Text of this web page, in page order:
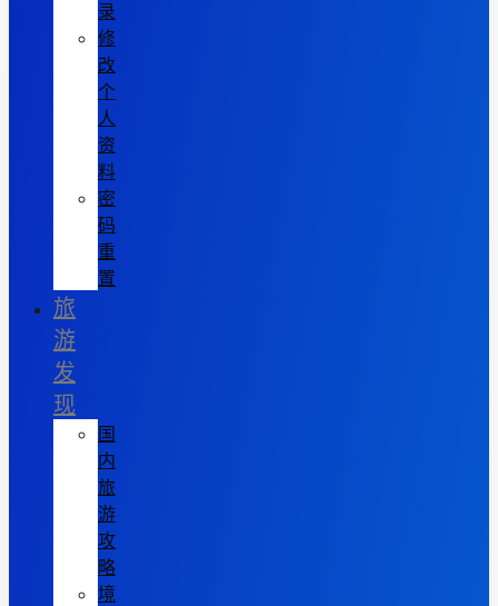
录
修
改
个
人
资
料
密
码
重
置
旅
游
发
现
国
内
旅
游
攻
略
境